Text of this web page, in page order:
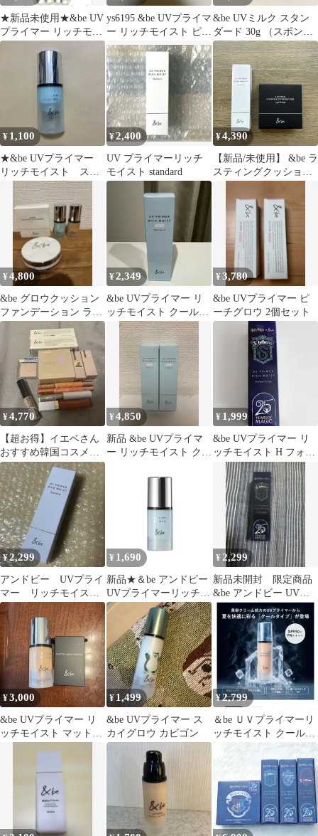
★新品未使用★&be UV
プライマー リッチモイ
スト SPF50+ 8g×7本
ys6195 &be UVプライマ
ー リッチモイスト ピー
チグロウ 2個セット
&be UVミルク スタン
ダード 30g （スポンジ
付き）
¥ 1,100
★&be UVプライマー
リッチモイスト スカ
イグロウ
¥2,400
UV プライマーリッチ
モイスト standard
¥4,390
【新品/未使用】 &be ラ
スティングクッション
ーセット
¥4,800
&be グロウクッション
ファンデーション ライ
トベージュ uvプライ
¥2,349
&be UVプライマー リ
ッチモイスト クールタ
イプ スタンダード
¥3,780
&be UVプライマー ピ
ーチグロウ 2個セット
¥4,770
【超お得】イエベさん
おすすめ韓国コスメセ
ット11点
¥4,850
新品 &be UVプライマ
ー リッチモイスト クー
¥ 1,999
&be UVプライマー リ
ッチモイスト H フォレ
ストグロウ
¥2,299
アンドビー UVプライ
マー リッチモイス
ト スタンダード
¥ 1,690
新品★＆be アンドビー
UVプライマーリッチモ
イスト ミニ スカイ
¥ 2,299
新品未開封 限定商品
&be アンドビー UVプ
ライマー フォレストグ
ロウ
¥3,000
&be UVプライマー リ
ッチモイスト マットハ
¥1,499
&be UVプライマー ス
カイグロウ カビゴン
¥2,799
＆be ＵＶプライマーリ
ッチモイスト クールタ
イプ スタンダード クー